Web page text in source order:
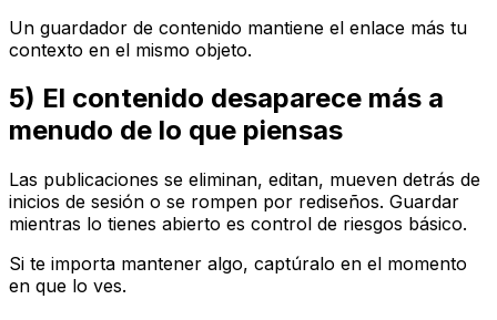
Un guardador de contenido mantiene el enlace más tu
contexto en el mismo objeto.
5) El contenido desaparece más a
menudo de lo que piensas
Las publicaciones se eliminan, editan, mueven detrás de
inicios de sesión o se rompen por rediseños. Guardar
mientras lo tienes abierto es control de riesgos básico.
Si te importa mantener algo, captúralo en el momento
en que lo ves.